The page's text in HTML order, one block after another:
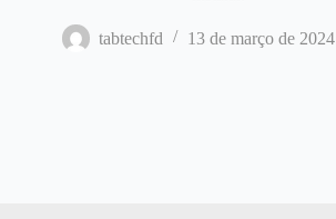
tabtechfd 13 de março de 2024